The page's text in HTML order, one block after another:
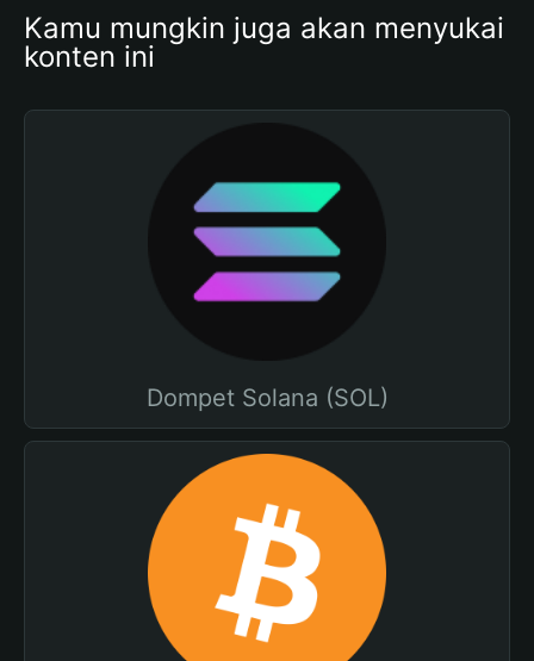
Kamu mungkin juga akan menyukai
konten ini
Dompet Solana (SOL)